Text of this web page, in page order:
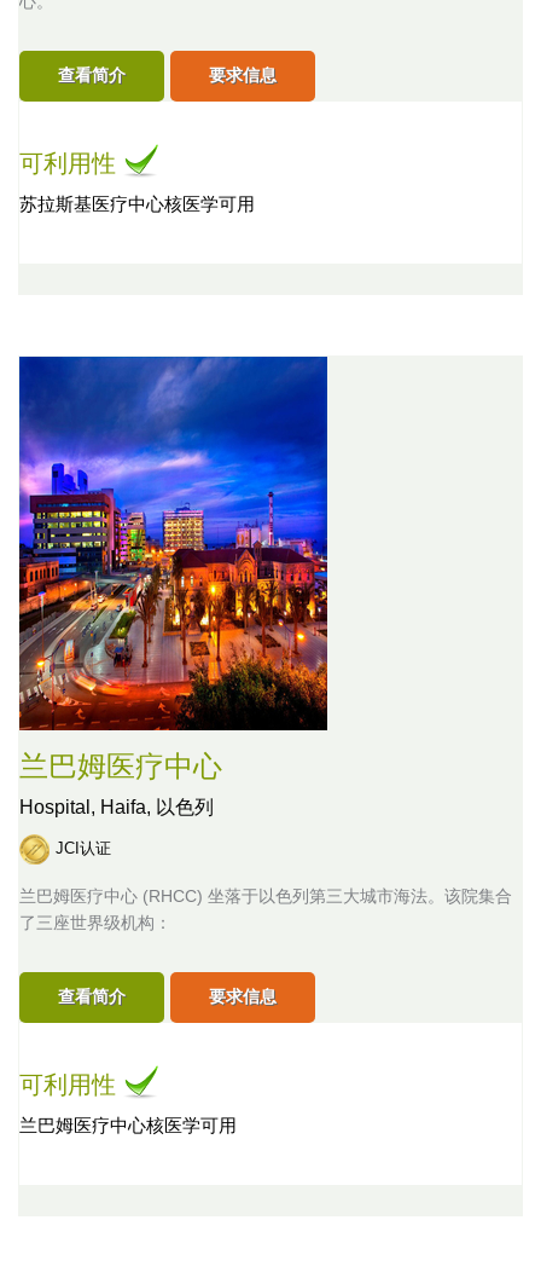
查看简介 要求信息
可利用性
苏拉斯基医疗中心核医学可用
兰巴姆医疗中心
Hospital, Haifa, 以色列
JCI认证
兰巴姆医疗中心 (RHCC) 坐落于以色列第三大城市海法。该院集合
了三座世界级机构：
查看简介 要求信息
可利用性
兰巴姆医疗中心核医学可用